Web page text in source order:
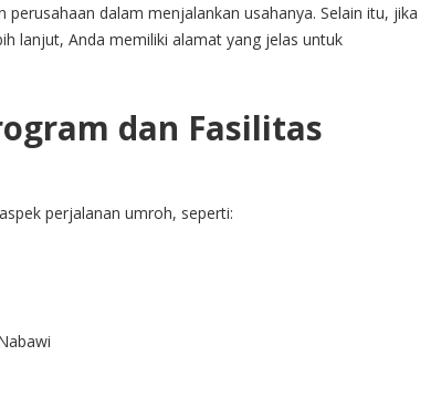
dalam menjalankan usahanya. Selain itu, jika
lanjut, Anda memiliki alamat yang jelas untuk
dan Fasilitas
perjalanan umroh, seperti: